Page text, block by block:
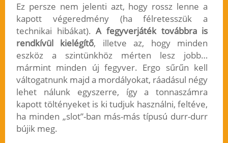
Ez persze nem jelenti azt, hogy rossz lenne a
kapott végeredmény (ha félretesszük a
technikai hibákat).A fegyverjáték továbbra is
rendkívül kielégítő, illetve az, hogy minden
eszköz a szintünkhöz mérten lesz jobb…
mármint minden új fegyver. Ergo sűrűn kell
váltogatnunk majd a mordályokat, ráadásul négy
lehet nálunk egyszerre, így a tonnaszámra
kapott töltényeket is ki tudjuk használni, feltéve,
ha minden „slot”-ban más-más típusú durr-durr
bújik meg.